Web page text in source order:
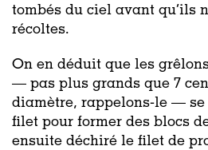
tombés du ciel avant qu’ils
récoltes.
On en déduit que les
— pas plus grands que 7
diamètre, rappelons-le — se
filet pour former des blocs
ensuite déchiré le filet de